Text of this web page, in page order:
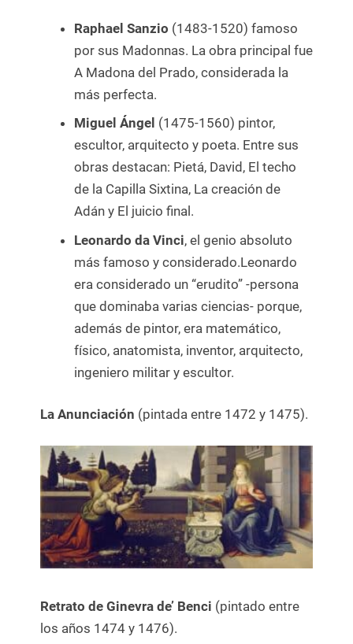
Raphael Sanzio (1483-1520) famoso
por sus Madonnas. La obra principal fue
A Madona del Prado, considerada la
más perfecta.
Miguel Ángel (1475-1560) pintor,
escultor, arquitecto y poeta. Entre sus
obras destacan: Pietá, David, El techo
de la Capilla Sixtina, La creación de
Adán y El juicio final.
Leonardo da Vinci, el genio absoluto
más famoso y considerado.Leonardo
era considerado un “erudito” -persona
que dominaba varias ciencias- porque,
además de pintor, era matemático,
físico, anatomista, inventor, arquitecto,
ingeniero militar y escultor.
La Anunciación (pintada entre 1472 y 1475).
Retrato de Ginevra de’ Benci (pintado entre
los años 1474 y 1476).